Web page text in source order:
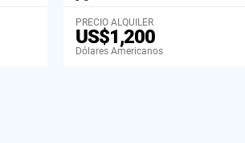
PRECIO ALQUILER
US$1,200
Dólares Americanos